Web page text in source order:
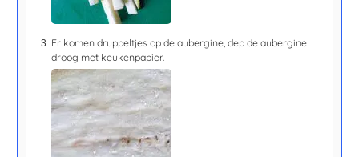
Er komen druppeltjes op de aubergine, dep de aubergine
droog met keukenpapier.